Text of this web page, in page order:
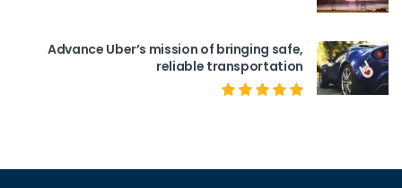
Advance Uber’s mission of bringing safe,
reliable transportation